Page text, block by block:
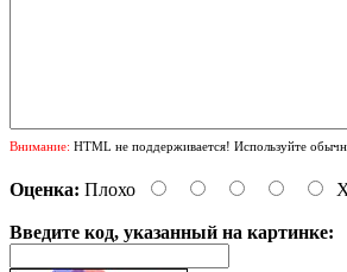
Внимание: HTML не поддерживается! Используйте
Оценка: Плохо
Введите код, указанный на картинке: